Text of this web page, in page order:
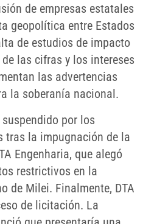
de empresas estatales
geopolítica entre Estados
de estudios de impacto
las cifras y los intereses
las advertencias
la soberanía nacional.
por los
tras la impugnación de la
Engenharia, que alegó
restrictivos en la
de Milei. Finalmente, DTA
de licitación. La